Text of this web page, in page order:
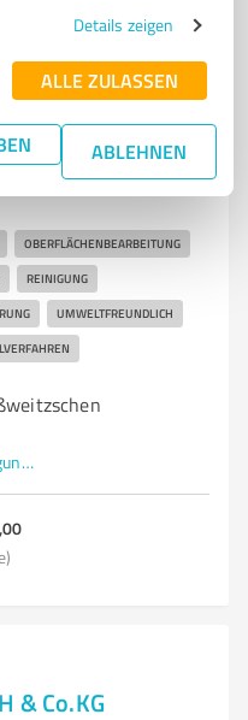
Details zeigen
ALLE ZULASSEN
ABLEHNEN
mit
OBERFLÄCHENBEARBEITUNG
REINIGUNG
UMWELTFREUNDLICH
eisplus.de/eisPlus-Trockeneisreinigung.html
& Co.KG